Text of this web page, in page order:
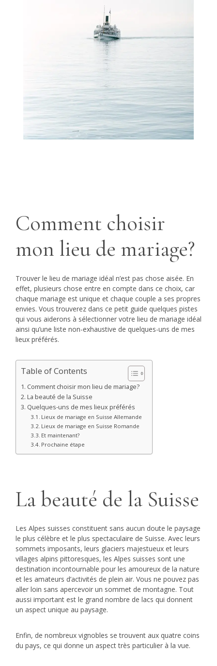
Comment choisir
mon lieu de mariage?
Trouver le lieu de mariage idéal n’est pas chose aisée. En
effet, plusieurs chose entre en compte dans ce choix, car
chaque mariage est unique et chaque couple a ses propres
envies. Vous trouverez dans ce petit guide quelques pistes
qui vous aiderons à sélectionner votre lieu de mariage idéal
ainsi qu’une liste non-exhaustive de quelques-uns de mes
lieux préférés.
Table of Contents
Comment choisir mon lieu de mariage?
La beauté de la Suisse
Quelques-uns de mes lieux préférés
Lieux de mariage en Suisse Allemande
Lieux de mariage en Suisse Romande
Et maintenant?
Prochaine étape
La beauté de la Suisse
Les Alpes suisses constituent sans aucun doute le paysage
le plus célèbre et le plus spectaculaire de Suisse. Avec leurs
sommets imposants, leurs glaciers majestueux et leurs
villages alpins pittoresques, les Alpes suisses sont une
destination incontournable pour les amoureux de la nature
et les amateurs d’activités de plein air. Vous ne pouvez pas
aller loin sans apercevoir un sommet de montagne. Tout
aussi important est le grand nombre de lacs qui donnent
un aspect unique au paysage.
Enfin, de nombreux vignobles se trouvent aux quatre coins
du pays, ce qui donne un aspect très particulier à la vue.